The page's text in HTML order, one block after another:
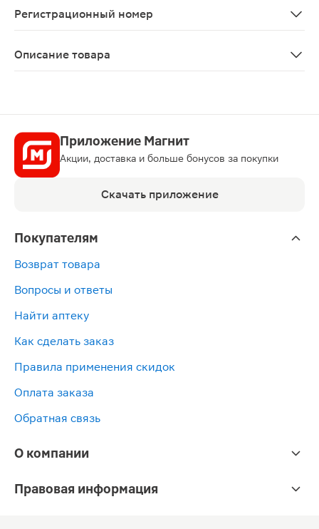
Регистрационный номер
Описание товара
Приложение Магнит
Акции, доставка и больше бонусов за покупки
Скачать приложение
Покупателям
Возврат товара
Вопросы и ответы
Найти аптеку
Как сделать заказ
Правила применения скидок
Оплата заказа
Обратная связь
О компании
Правовая информация